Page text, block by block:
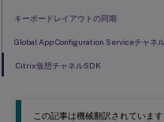
この記事は機械翻訳されています.
キーボードレイアウトの同期
Global App Configuration Serviceチャネ
Citrix仮想チャネルSDK